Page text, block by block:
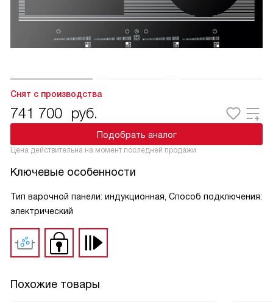
Снят с производства
741 700 руб.
Подобрать аналог
Цена действительна на момент последней продажи
Ключевые особенности
Тип варочной панели: индукционная, Способ подключения:
электрический
Похожие товары